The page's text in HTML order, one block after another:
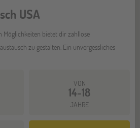
USA
Möglichkeiten bietet dir zahllose
zu gestalten. Ein unvergessliches
VON
14-18
JAHRE